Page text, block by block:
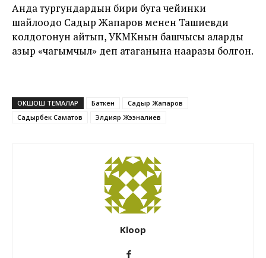
Анда тургундардын бири буга чейинки
шайлоодо Садыр Жапаров менен Ташиевди
колдогонун айтып, УКМКнын башчысы аларды
азыр «чагымчыл» деп атаганына нааразы болгон.
ОКШОШ ТЕМАЛАР Баткен
Садыр Жапаров
Садырбек Саматов
Элдияр Жээналиев
Kloop